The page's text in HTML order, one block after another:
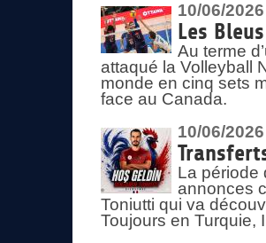
10/06/2026
Les
Au terme
attaqué la Volleyball
monde en cinq sets
face au Canada.
10/06/2026
La période
annonces
Toniutti qui va
Toujours en Turquie,